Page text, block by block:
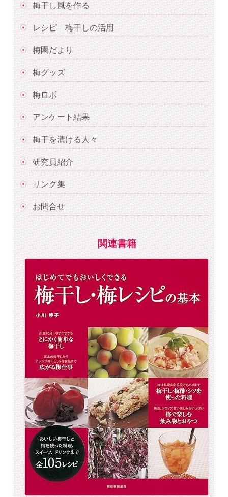
梅干し風を作る
レシピ 梅干しの活用
梅園だより
梅グッズ
梅ロボ
アンケート結果
梅干を漬ける人々
研究員紹介
リンク集
お問合せ
関連書籍